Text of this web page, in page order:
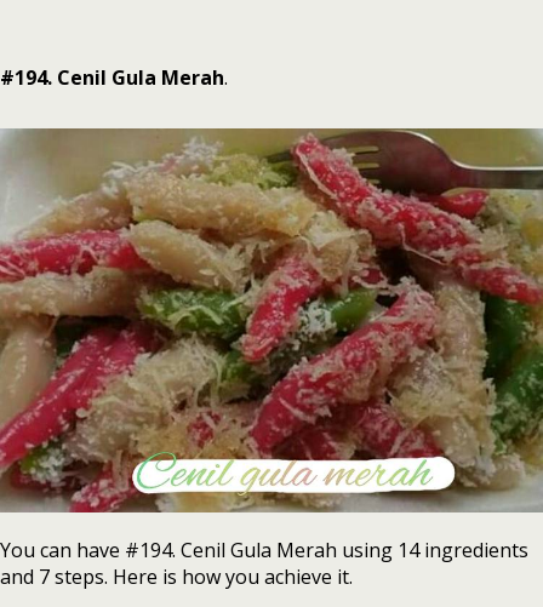
#194. Cenil Gula Merah.
You can have #194. Cenil Gula Merah using 14 ingredients
and 7 steps. Here is how you achieve it.